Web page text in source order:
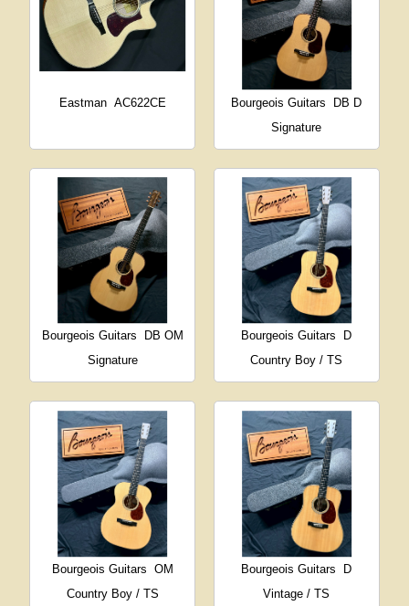
Eastman AC622CE Bourgeois Guitars
DB D
Signature
Bourgeois Guitars
DB OM
Signature
Bourgeois Guitars
D
Country Boy / TS
Bourgeois Guitars OM
Country Boy / TS
Bourgeois Guitars
D
Vintage / TS